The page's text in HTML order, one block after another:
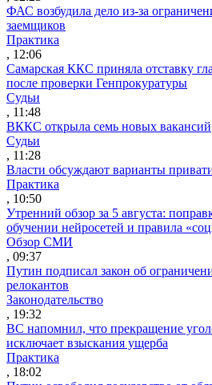
ФАС возбудила дело из-за
заемщиков
Практика
, 12:06
Самарская ККС приняла отставку
после проверки Генпрокуратуры
Судьи
, 11:48
ВККС открыла семь новых вакансий
Судьи
, 11:28
Власти обсуждают варианты
Практика
, 10:50
Утренний обзор за 5 августа:
обучении нейросетей и правила
Обзор СМИ
, 09:37
Путин подписал закон об
релокантов
Законодательство
, 19:32
ВС напомнил, что прекращение
исключает взыскания ущерба
Практика
, 18:02